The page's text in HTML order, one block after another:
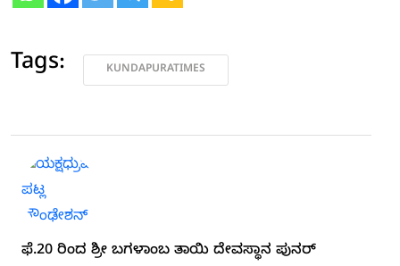
Tags: KUNDAPURATIMES
ಫೆ.20 ರಿಂದ ಶ್ರೀ ಬಗಳಾಂಬ ತಾಯಿ ದೇವಸ್ಥಾನ ಪುನರ್